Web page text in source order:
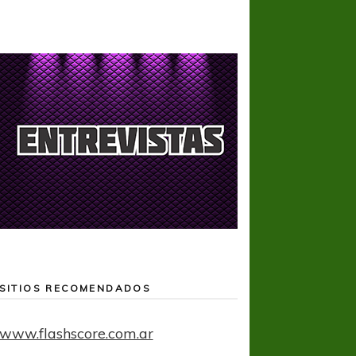
SITIOS RECOMENDADOS
www.flashscore.com.ar